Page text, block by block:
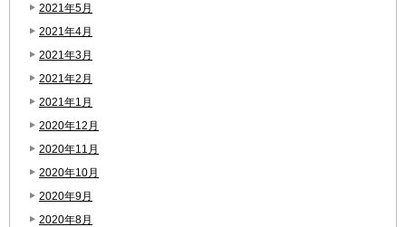
2021年5月
2021年4月
2021年3月
2021年2月
2021年1月
2020年12月
2020年11月
2020年10月
2020年9月
2020年8月